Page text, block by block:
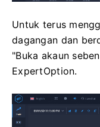
Untuk terus
dagangan dan
"Buka akaun
ExpertOption.